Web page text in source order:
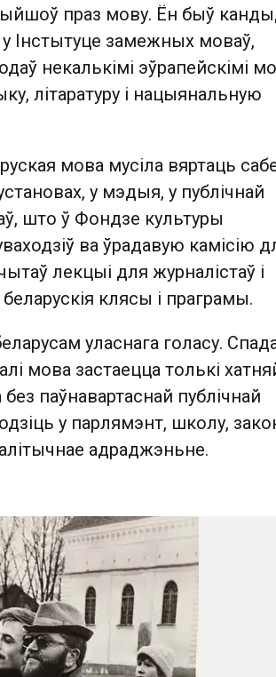
праз мову. Ён быў
Інстытуце замежных моваў,
некалькімі эўрапейскімі
літаратуру і нацыянальную
мова мусіла вяртаць
у мэдыя, у публічнай
што ў Фондзе культуры
ва ўрадавую камісію
лекцыі для журналістаў і
клясы і праграмы.
уласнага голасу.
мова застаецца толькі
паўнавартаснай публічнай
у парлямэнт, школу,
адраджэньне.